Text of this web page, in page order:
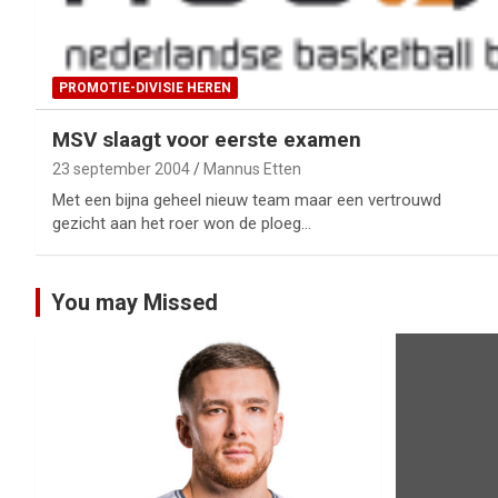
PROMOTIE-DIVISIE HEREN
MSV slaagt voor eerste examen
23 september 2004 Mannus Etten
Met een bijna geheel nieuw team maar een vertrouwd
gezicht aan het roer won de ploeg…
You may Missed